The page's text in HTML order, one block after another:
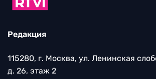
Редакция
115280, г. Москва, ул. Ленинская
д. 26, этаж 2